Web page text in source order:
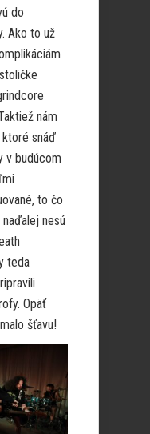
do
Ako to už
nám
ktoré snáď
v budúcom
to čo
nesú
teda
Opäť
šťavu!